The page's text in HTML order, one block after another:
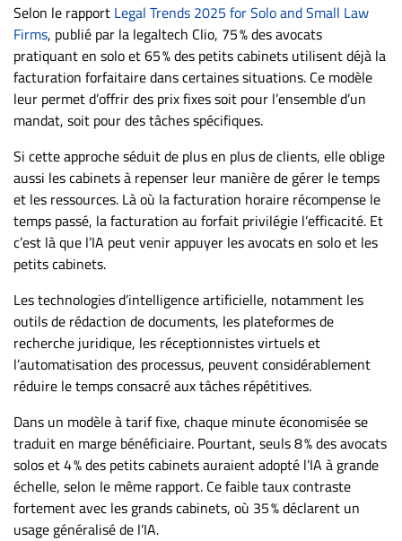
Publier
un
emploi
Publicité
Solutions de
recrutements
TROUVEZ-
NOUS
Nous
À
propos
Infolettre
S’abonner
FAQ
Politique de
confidentialité
Selon le rapport Legal Trends 2025 for Solo and Small Law
Firms, publié par la legaltech Clio, 75 % des avocats
pratiquant en solo et 65 % des petits cabinets utilisent déjà la
facturation forfaitaire dans certaines situations. Ce modèle
leur permet d’offrir des prix fixes soit pour l’ensemble d’un
mandat, soit pour des tâches spécifiques.
Si cette approche séduit de plus en plus de clients, elle oblige
aussi les cabinets à repenser leur manière de gérer le temps
et les ressources. Là où la facturation horaire récompense le
temps passé, la facturation au forfait privilégie l’efficacité. Et
c’est là que l’IA peut venir appuyer les avocats en solo et les
petits cabinets.
Les technologies d’intelligence artificielle, notamment les
outils de rédaction de documents, les plateformes de
recherche juridique, les réceptionnistes virtuels et
l’automatisation des processus, peuvent considérablement
réduire le temps consacré aux tâches répétitives.
Dans un modèle à tarif fixe, chaque minute économisée se
traduit en marge bénéficiaire. Pourtant, seuls 8 % des avocats
solos et 4 % des petits cabinets auraient adopté l’IA à grande
échelle, selon le même rapport. Ce faible taux contraste
fortement avec les grands cabinets, où 35 % déclarent un
usage généralisé de l’IA.